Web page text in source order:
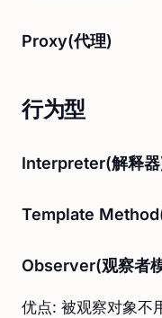
Proxy(代理)
行为型
Interpreter(解释
Template
Observer(观察者
优点: 被观察对象不